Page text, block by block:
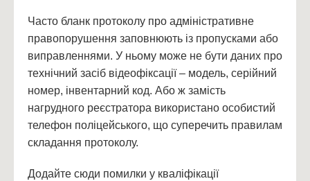
Часто бланк протоколу про адміністративне
правопорушення заповнюють із пропусками або
виправленнями. У ньому може не бути даних про
технічний засіб відеофіксації – модель, серійний
номер, інвентарний код. Або ж замість
нагрудного реєстратора використано особистий
телефон поліцейського, що суперечить правилам
складання протоколу.
Додайте сюди помилки у кваліфікації